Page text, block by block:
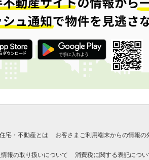
宅・不動産とは お客さまご利用端末からの情報の
報の取り扱いについて 消費税に関する表記につい